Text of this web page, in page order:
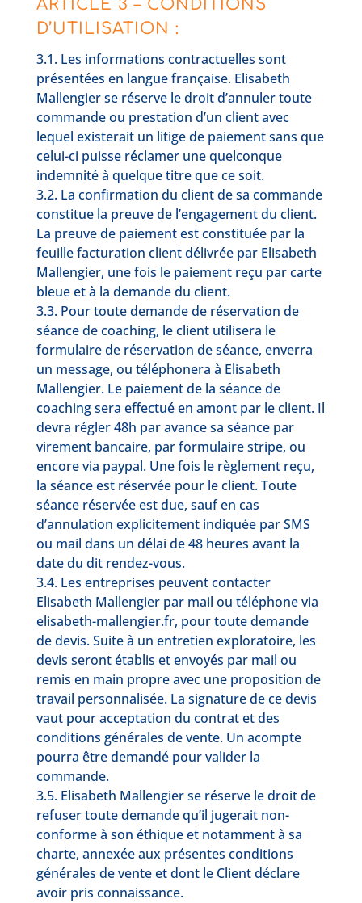
ARTICLE 3 – CONDITIONS
D’UTILISATION :
3.1. Les informations contractuelles sont
présentées en langue française. Elisabeth
Mallengier se réserve le droit d’annuler toute
commande ou prestation d’un client avec
lequel existerait un litige de paiement sans que
celui-ci puisse réclamer une quelconque
indemnité à quelque titre que ce soit.
3.2. La confirmation du client de sa commande
constitue la preuve de l’engagement du client.
La preuve de paiement est constituée par la
feuille facturation client délivrée par Elisabeth
Mallengier, une fois le paiement reçu par carte
bleue et à la demande du client.
3.3. Pour toute demande de réservation de
séance de coaching, le client utilisera le
formulaire de réservation de séance, enverra
un message, ou téléphonera à Elisabeth
Mallengier. Le paiement de la séance de
coaching sera effectué en amont par le client. Il
devra régler 48h par avance sa séance par
virement bancaire, par formulaire stripe, ou
encore via paypal. Une fois le règlement reçu,
la séance est réservée pour le client. Toute
séance réservée est due, sauf en cas
d’annulation explicitement indiquée par SMS
ou mail dans un délai de 48 heures avant la
date du dit rendez-vous.
3.4. Les entreprises peuvent contacter
Elisabeth Mallengier par mail ou téléphone via
elisabeth-mallengier.fr, pour toute demande
de devis. Suite à un entretien exploratoire, les
devis seront établis et envoyés par mail ou
remis en main propre avec une proposition de
travail personnalisée. La signature de ce devis
vaut pour acceptation du contrat et des
conditions générales de vente. Un acompte
pourra être demandé pour valider la
commande.
3.5. Elisabeth Mallengier se réserve le droit de
refuser toute demande qu’il jugerait non-
conforme à son éthique et notamment à sa
charte, annexée aux présentes conditions
générales de vente et dont le Client déclare
avoir pris connaissance.